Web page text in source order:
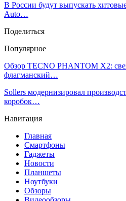
В России будут выпускать
Auto…
Поделиться
Популярное
Обзор TECNO PHANTOM X2:
флагманский…
Sollers модернизировал
коробок…
Навигация
Главная
Смартфоны
Гаджеты
Новости
Планшеты
Ноутбуки
Обзоры